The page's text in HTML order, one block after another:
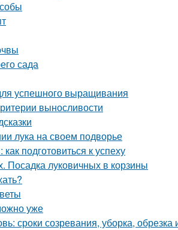
сада
успешного выращивания
выносливости
лука на своем подворье
подготовиться к успеху
Посадка луковичных в корзины
уже
сроки созревания, уборка, обрезка